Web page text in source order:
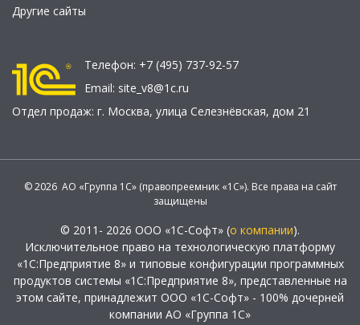
Другие сайты
Телефон: +7 (495) 737-92-57
Email: site_v8@1c.ru
Отдел продаж: г. Москва, улица Селезнёвская, дом 21
© 2026 АО «Группа 1С» (правопреемник «1С»). Все права на сайт
защищены
© 2011- 2026 ООО «1С-Софт» (о компании).
Исключительное право на технологическую платформу
«1С:Предприятие 8» и типовые конфигурации программных
продуктов системы «1С:Предприятие 8», представленные на
этом сайте, принадлежит ООО «1С-Софт» - 100% дочерней
компании АО «Группа 1С»